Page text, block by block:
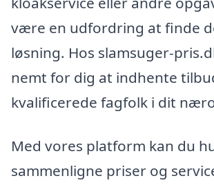
være en udfordring at finde
løsning. Hos slamsuger-
nemt for dig at indhente
kvalificerede fagfolk i dit
Med vores platform kan du
sammenligne priser og